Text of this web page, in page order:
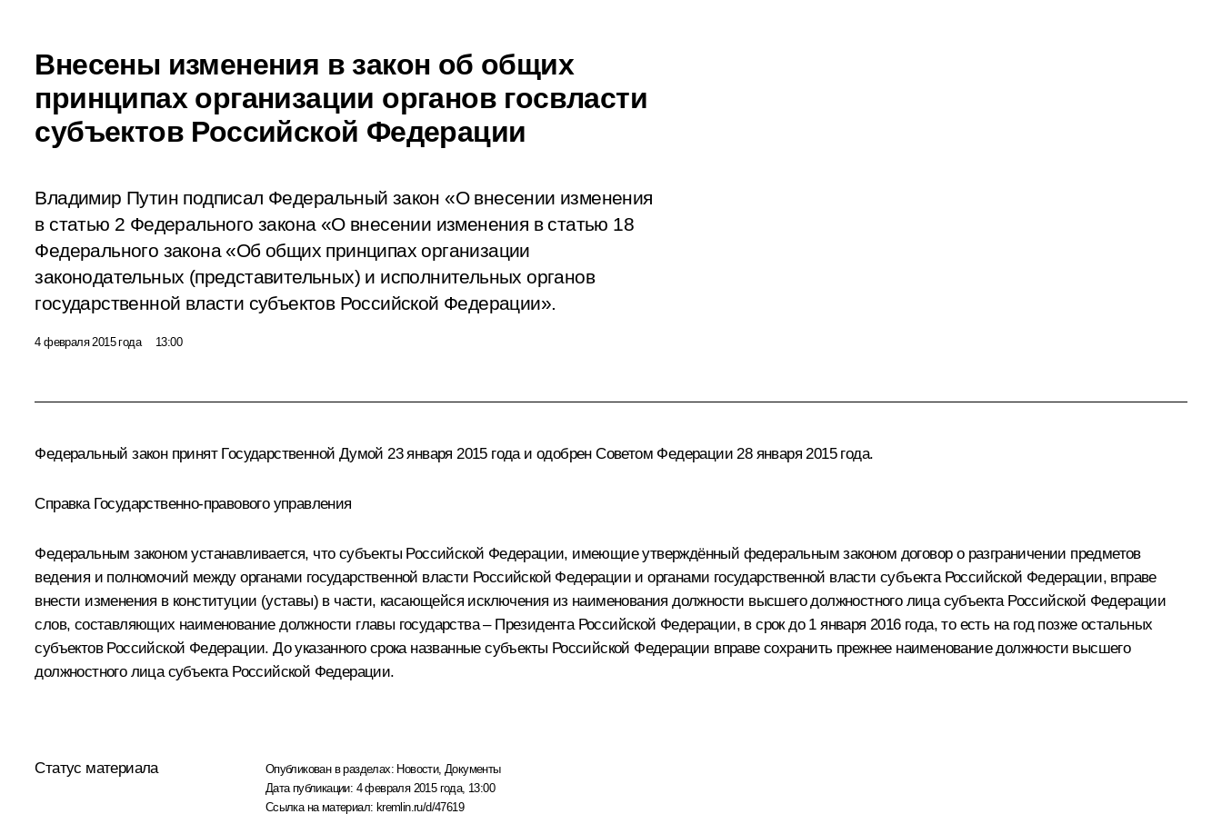
Внесены изменения в закон об общих
принципах организации органов госвласти
субъектов Российской Федерации
Владимир Путин подписал Федеральный закон «О внесении изменения
в статью 2 Федерального закона «О внесении изменения в статью 18
Федерального закона «Об общих принципах организации
законодательных (представительных) и исполнительных органов
государственной власти субъектов Российской Федерации».
4 февраля 2015 года 13:00
Федеральный закон принят Государственной Думой 23 января 2015 года и одобрен Советом Федерации 28 января 2015 года.
Справка Государственно-правового управления
Федеральным законом устанавливается, что субъекты Российской Федерации, имеющие утверждённый федеральным законом договор о разграничении предметов
ведения и полномочий между органами государственной власти Российской Федерации и органами государственной власти субъекта Российской Федерации, вправе
внести изменения в конституции (уставы) в части, касающейся исключения из наименования должности высшего должностного лица субъекта Российской Федерации
слов, составляющих наименование должности главы государства – Президента Российской Федерации, в срок до 1 января 2016 года, то есть на год позже остальных
субъектов Российской Федерации. До указанного срока названные субъекты Российской Федерации вправе сохранить прежнее наименование должности высшего
должностного лица субъекта Российской Федерации.
Статус материала Опубликован в разделах: Новости, Документы
Дата публикации: 4 февраля 2015 года, 13:00
Ссылка на материал: kremlin.ru/d/47619